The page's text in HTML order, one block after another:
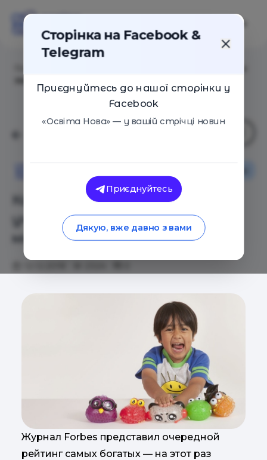
заработал 22 миллиона долларов
Как семилетний сын
учительницы заработал 22
миллиона долларов
Журнал Forbes представил очередной
рейтинг самых богатых — на этот раз
Сторінка на Facebook &
Telegram
Приєднуйтесь до нашої сторінки у
Facebook
«Освіта Нова» — у вашій стрічці новин
Приєднуйтесь
Дякую, вже давно з вами